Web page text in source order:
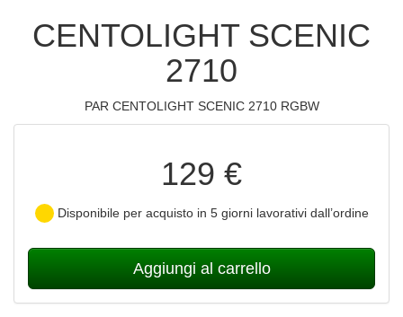
CENTOLIGHT SCENIC
2710
PAR CENTOLIGHT SCENIC 2710 RGBW
129 €
Disponibile per acquisto in 5 giorni lavorativi dall’ordine
Aggiungi al carrello